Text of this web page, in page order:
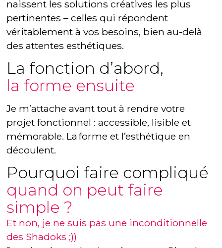
naissent les solutions créatives les plus
pertinentes – celles qui répondent
véritablement à vos besoins, bien au-delà
des attentes esthétiques.
La fonction d’abord,
la forme ensuite
Je m’attache avant tout à rendre votre
projet fonctionnel : accessible, lisible et
mémorable. La forme et l’esthétique en
découlent.
Pourquoi faire compliqué
quand on peut faire
simple ?
Et non, je ne suis pas une inconditionnelle
des Shadoks ;))